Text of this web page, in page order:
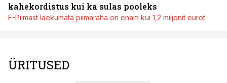
kahekordistus kui ka sulas pooleks
E-Piimast laekumata piimaraha on enam kui 1,2 miljonit eurot
ÜRITUSED